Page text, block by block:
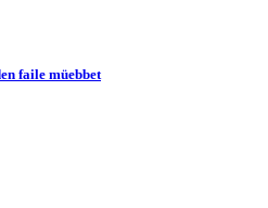
faile müebbet